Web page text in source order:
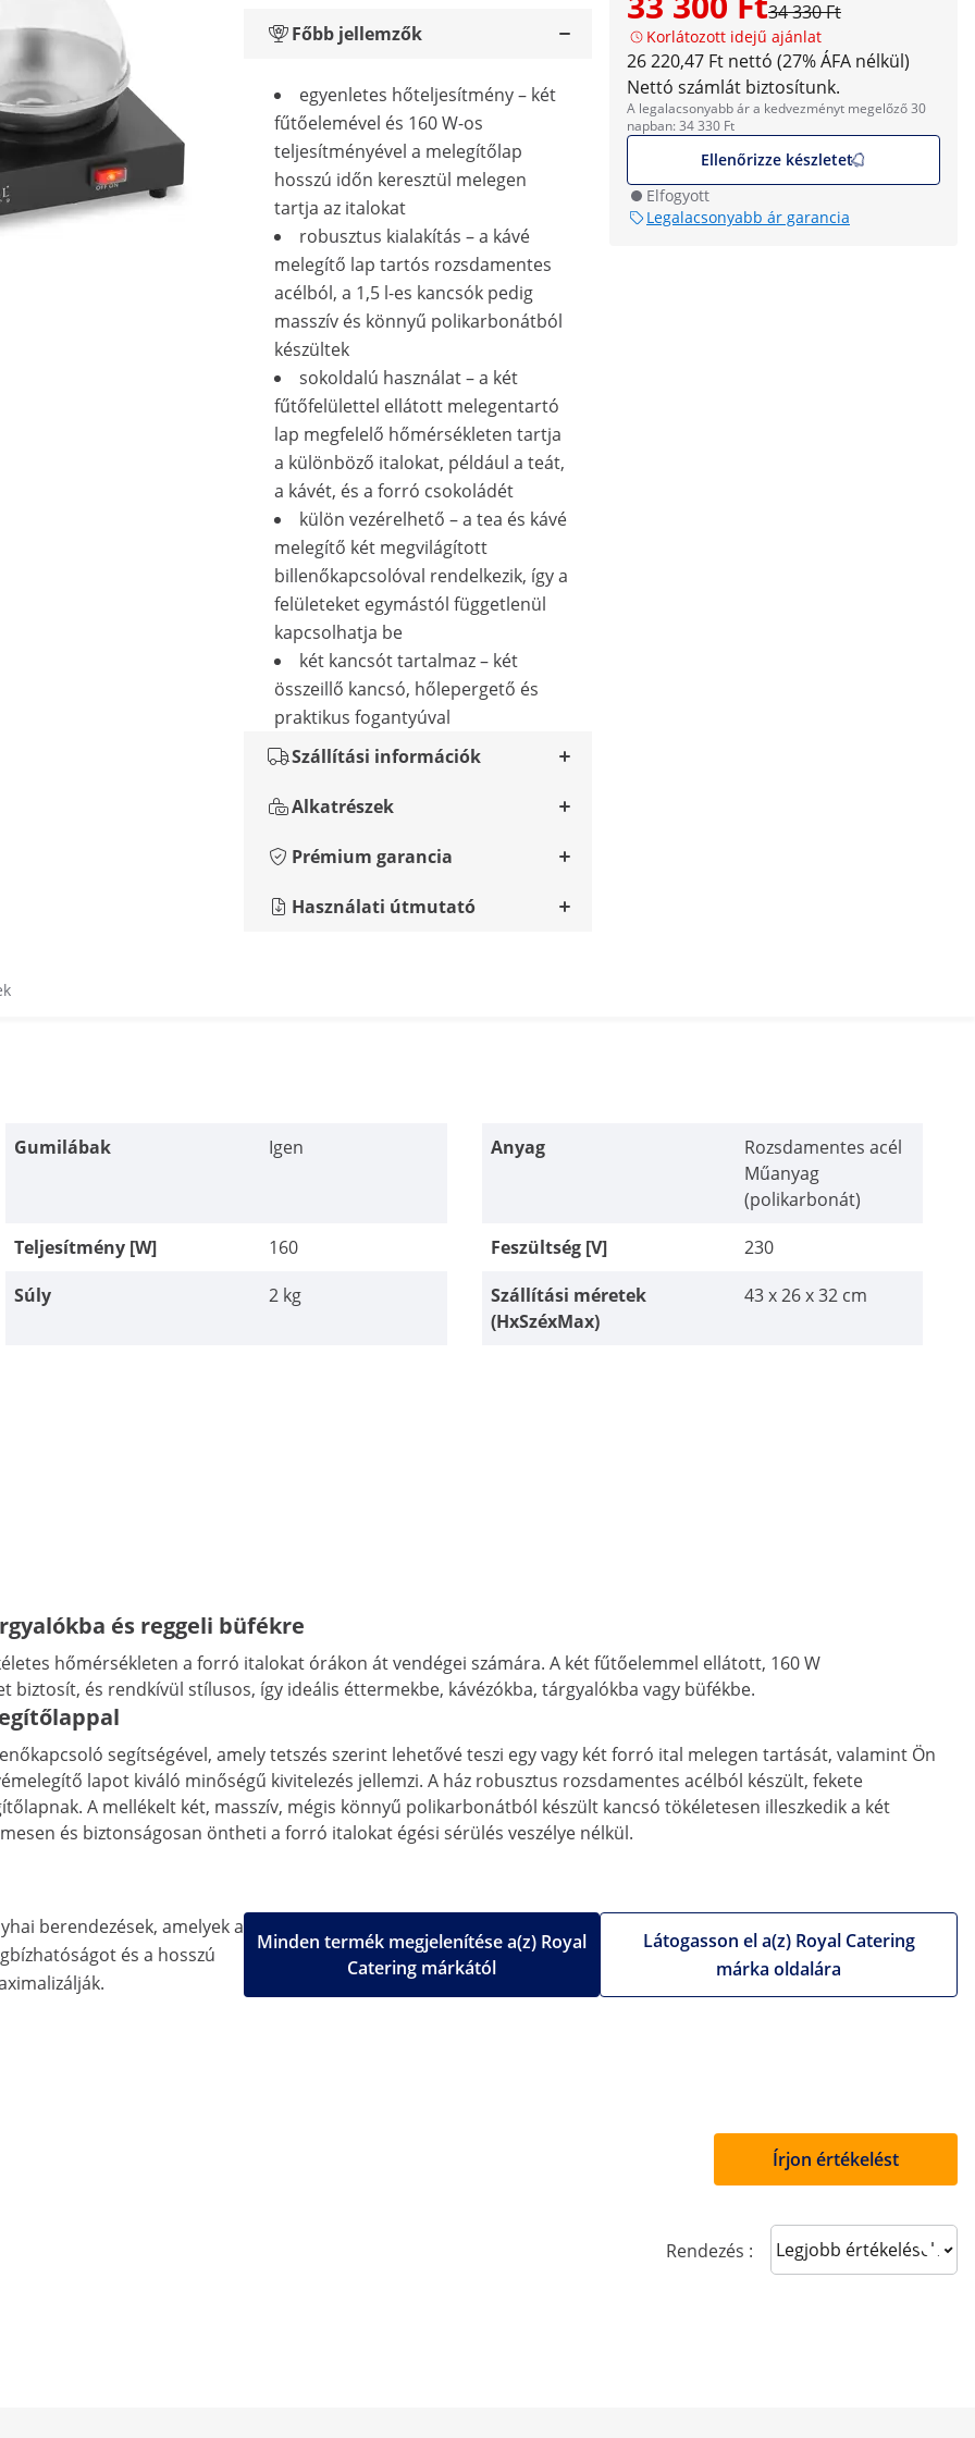
34 330 Ft
Korlátozott idejű ajánlat
26 220,47 Ft nettó (27% ÁFA nélkül)
Nettó számlát biztosítunk.
A legalacsonyabb ár a kedvezményt megelőző 30
napban: 34 330 Ft
Ellenőrizze készletet
Elfogyott
Legalacsonyabb ár garancia
Főbb jellemzők
egyenletes hőteljesítmény – két
fűtőelemével és 160 W-os
teljesítményével a melegítőlap
hosszú időn keresztül melegen
tartja az italokat
robusztus kialakítás – a kávé
melegítő lap tartós rozsdamentes
acélból, a 1,5 l-es kancsók pedig
masszív és könnyű polikarbonátból
készültek
sokoldalú használat – a két
fűtőfelülettel ellátott melegentartó
lap megfelelő hőmérsékleten tartja
a különböző italokat, például a teát,
a kávét, és a forró csokoládét
külön vezérelhető – a tea és kávé
melegítő két megvilágított
billenőkapcsolóval rendelkezik, így a
felületeket egymástól függetlenül
kapcsolhatja be
két kancsót tartalmaz – két
összeillő kancsó, hőlepergető és
praktikus fogantyúval
Szállítási információk
Alkatrészek
Prémium garancia
Használati útmutató
Gumilábak Igen Anyag
Rozsdamentes acél
Műanyag
(polikarbonát)
Teljesítmény [W]
160 Feszültség [V]
230
Súly
2 kg
Szállítási méretek
(HxSzéxMax)
43 x 26 x 32 cm
és reggeli büfékre
hőmérsékleten a forró italokat órákon át vendégei számára. A két fűtőelemmel ellátott, 160 W
és rendkívül stílusos, így ideális éttermekbe, kávézókba, tárgyalókba vagy büfékbe.
segítségével, amely tetszés szerint lehetővé teszi egy vagy két forró ital melegen tartását, valamint Ön
lapot kiváló minőségű kivitelezés jellemzi. A ház robusztus rozsdamentes acélból készült, fekete
A mellékelt két, masszív, mégis könnyű polikarbonátból készült kancsó tökéletesen illeszkedik a két
és biztonságosan öntheti a forró italokat égési sérülés veszélye nélkül.
berendezések, amelyek a
és a hosszú
Látogasson el a(z) Royal Catering
márka oldalára
Minden termék megjelenítése a(z) Royal
Catering márkától
Írjon értékelést
Rendezés : Sort reviews